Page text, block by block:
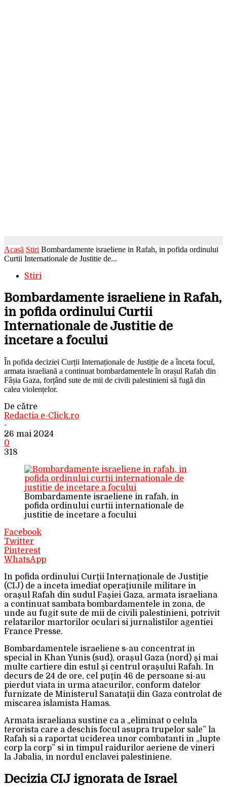
Acasă Stiri Bombardamente israeliene in Rafah, in pofida ordinului
Curtii Internationale de Justitie de...
Stiri
Bombardamente israeliene in Rafah,
in pofida ordinului Curtii
Internationale de Justitie de
incetare a focului
În pofida deciziei Curții Internaționale de Justiție de a înceta focul,
armata israeliană a continuat bombardamentele în orașul Rafah din
Fâșia Gaza, forțând sute de mii de civili palestinieni să fugă din
calea violențelor.
De către
Redactia e-Click.ro
-
26 mai 2024
0
318
Bombardamente israeliene in rafah, in
pofida ordinului curtii internationale de
justitie de incetare a focului
Facebook
Twitter
Pinterest
WhatsApp
In pofida ordinului Curţii Internaţionale de Justiţie
(CIJ) de a inceta imediat operaţiunile militare in
oraşul Rafah din sudul Faşiei Gaza, armata israeliana
a continuat sambata bombardamentele in zona, de
unde au fugit sute de mii de civili palestinieni, potrivit
relatarilor martorilor oculari si jurnalistilor agentiei
France Presse.
Bombardamentele israeliene s-au concentrat in
special in Khan Yunis (sud), oraşul Gaza (nord) şi mai
multe cartiere din estul şi centrul oraşului Rafah. In
decurs de 24 de ore, cel puţin 46 de persoane si-au
pierdut viata in urma atacurilor, conform datelor
furnizate de Ministerul Sanataţii din Gaza controlat de
miscarea islamista Hamas.
Armata israeliana sustine ca a „eliminat o celula
terorista care a deschis focul asupra trupelor sale” la
Rafah si a raportat uciderea unor combatanti in „lupte
corp la corp” si in timpul raidurilor aeriene de vineri
la Jabalia, in nordul enclavei palestiniene.
Decizia CIJ ignorata de Israel